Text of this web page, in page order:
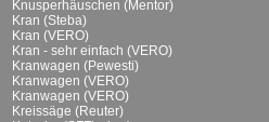
Knusperhäuschen (Mentor)
Kran (Steba)
Kran (VERO)
Kran - sehr einfach (VERO)
Kranwagen (Pewesti)
Kranwagen (VERO)
Kranwagen (VERO)
Kreissäge (Reuter)